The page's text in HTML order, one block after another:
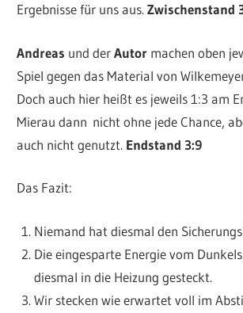
Ergebnisse für uns aus.Zwischenstand
Andreas und derAutor machen oben
Spiel gegen das Material von
Doch auch hier heißt es jeweils 1:3 am
Mierau dann nicht ohne jede Chance,
auch nicht genutzt. Endstand 3:9
Das Fazit:
Niemand hat diesmal den
Die eingesparte Energie vom
diesmal in die Heizung gesteckt.
Wir stecken wie erwartet voll im